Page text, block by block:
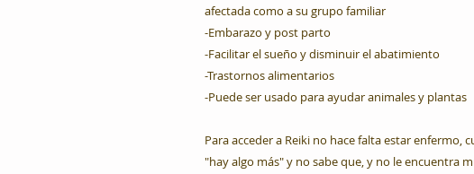
afectada como a su grupo familiar
-Embarazo y post parto
-Facilitar el sueño y disminuir el abatimiento
-Trastornos alimentarios
-Puede ser usado para ayudar animales y plantas
Para acceder a Reiki no hace falta estar enfermo,
"hay algo más" y no sabe que, y no le encuentra